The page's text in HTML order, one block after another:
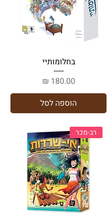
בחלומותיי
מחיר
הוספה לסל
רב-מכר